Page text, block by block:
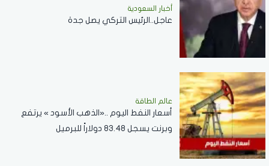
أخبار السعودية
عاجل..الرئيس التركي يصل جدة
عالم الطاقة
أسعار النفط اليوم ..«الذهب الأسود » يرتفع
وبرنت يسجل 83.48 دولاراً للبرميل